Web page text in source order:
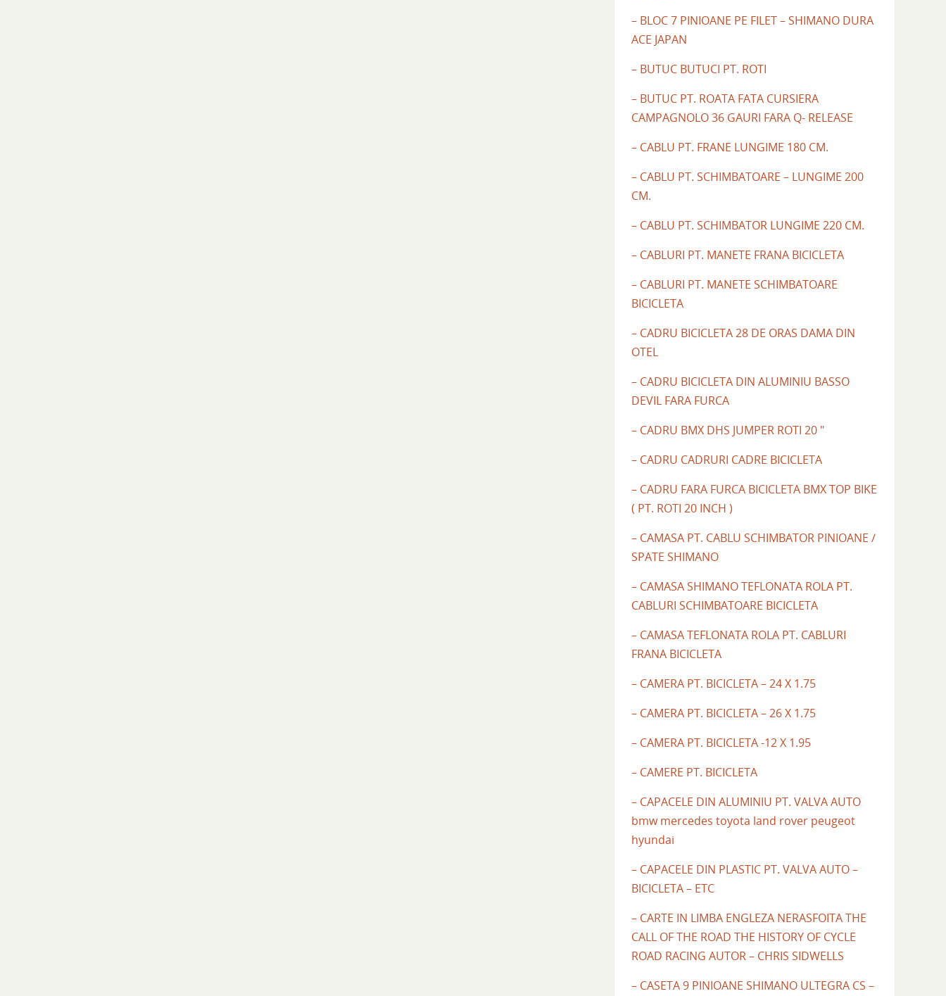
– BLOC 7 PINIOANE PE FILET – SHIMANO DURA
ACE JAPAN
– BUTUC BUTUCI PT. ROTI
– BUTUC PT. ROATA FATA CURSIERA
CAMPAGNOLO 36 GAURI FARA Q- RELEASE
– CABLU PT. FRANE LUNGIME 180 CM.
– CABLU PT. SCHIMBATOARE – LUNGIME 200
CM.
– CABLU PT. SCHIMBATOR LUNGIME 220 CM.
– CABLURI PT. MANETE FRANA BICICLETA
– CABLURI PT. MANETE SCHIMBATOARE
BICICLETA
– CADRU BICICLETA 28 DE ORAS DAMA DIN
OTEL
– CADRU BICICLETA DIN ALUMINIU BASSO
DEVIL FARA FURCA
– CADRU BMX DHS JUMPER ROTI 20 "
– CADRU CADRURI CADRE BICICLETA
– CADRU FARA FURCA BICICLETA BMX TOP BIKE
( PT. ROTI 20 INCH )
– CAMASA PT. CABLU SCHIMBATOR PINIOANE /
SPATE SHIMANO
– CAMASA SHIMANO TEFLONATA ROLA PT.
CABLURI SCHIMBATOARE BICICLETA
– CAMASA TEFLONATA ROLA PT. CABLURI
FRANA BICICLETA
– CAMERA PT. BICICLETA – 24 X 1.75
– CAMERA PT. BICICLETA – 26 X 1.75
– CAMERA PT. BICICLETA -12 X 1.95
– CAMERE PT. BICICLETA
– CAPACELE DIN ALUMINIU PT. VALVA AUTO
bmw mercedes toyota land rover peugeot
hyundai
– CAPACELE DIN PLASTIC PT. VALVA AUTO –
BICICLETA – ETC
– CARTE IN LIMBA ENGLEZA NERASFOITA THE
CALL OF THE ROAD THE HISTORY OF CYCLE
ROAD RACING AUTOR – CHRIS SIDWELLS
– CASETA 9 PINIOANE SHIMANO ULTEGRA CS –